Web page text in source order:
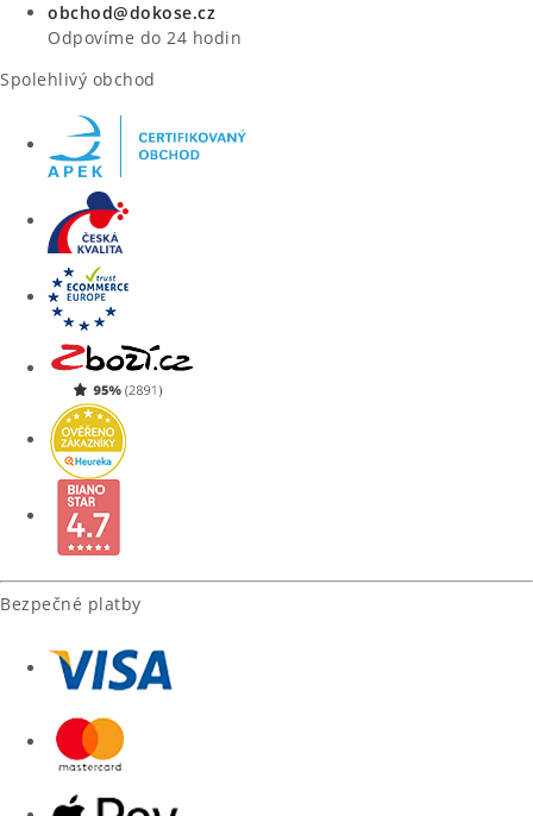
obchod@dokose.cz
Odpovíme do 24 hodin
Spolehlivý obchod
Bezpečné platby
Úvod Kontakt Blog
Moje objednávka